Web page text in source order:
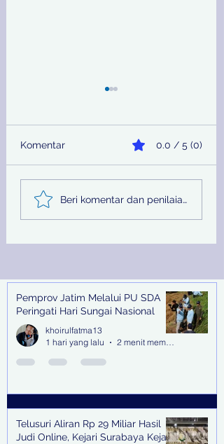
KPK : Tiga Swasta
Menyuap Anwar
Sadad Rp 6,9 M untuk
Komentar 0.0 / 5 (0)
Beri komentar dan penilaian...
Recent Posts
Pemprov Jatim Melalui PU SDA
Peringati Hari Sungai Nasional
khoirulfatma13
1 hari yang lalu
2 menit membaca
Telusuri Aliran Rp 29 Miliar Hasil
Judi Online, Kejari Surabaya Kejar